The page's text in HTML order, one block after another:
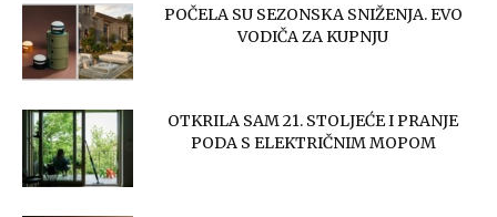
POČELA SU SEZONSKA SNIŽENJA. EVO
VODIČA ZA KUPNJU
OTKRILA SAM 21. STOLJEĆE I PRANJE
PODA S ELEKTRIČNIM MOPOM